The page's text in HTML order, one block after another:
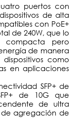
puertos con
de alta
con PoE+
de 240W, que lo
compacta pero
de manera
como
en aplicaciones
SFP+ de
de 10G que
de ultra
agregación de